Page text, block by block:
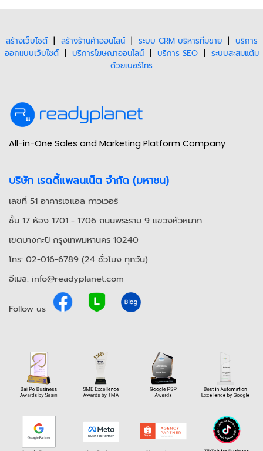
สร้างเว็บไซต์| สร้างร้านค้าออนไลน์| ระบบ CRM บริหารทีมขาย| บริการ
ออกแบบเว็บไซต์| บริการโฆษณาออนไลน์| บริการ SEO| ระบบสะสมแต้ม
ด้วยเบอร์โทร
All-in-One Sales and Marketing Platform Company
บริษัท เรดดี้แพลนเน็ต จำกัด (มหาชน)
เลขที่ 51 อาคารเจแอล ทาวเวอร์
ชั้น 17 ห้อง 1701 - 1706 ถนนพระราม 9 แขวงหัวหมาก
เขตบางกะปิ กรุงเทพมหานคร 10240
โทร: 02-016-6789 (24 ชั่วโมง ทุกวัน)
อีเมล: info@readyplanet.com
Follow us